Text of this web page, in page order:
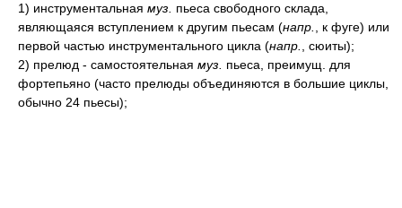
1) инструментальная муз.
пьеса свободного склада,
являющаяся вступлением к другим пьесам (напр.
, к фуге) или
первой частью инструментального цикла (напр.
, сюиты);
2) прелюд - самостоятельная муз.
пьеса, преимущ. для
фортепьяно (часто прелюды объединяются в большие циклы,
обычно 24 пьесы);